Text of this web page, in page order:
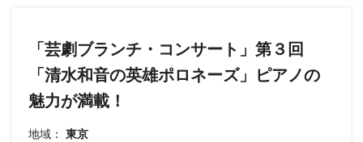
「芸劇ブランチ・コンサート」第３回
「清水和音の英雄ポロネーズ」ピアノの
魅力が満載！
地域： 東京